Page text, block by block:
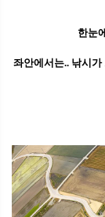
한눈
좌안에서는.. 낚시가